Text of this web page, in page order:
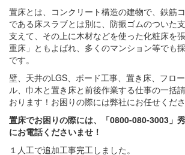
置床とは、コンクリート構造の建物で、鉄筋
である床スラブとは別に、防振ゴムのついた
支えて、その上に木材などを使った化粧床を
重床」ともよばれ、多くのマンション等でも
です。
壁、天井のLGS、ボード工事、置き床、フロ
ル、巾木と置き床と前後作業する仕事の一括
おります！お困りの際には弊社にお任せくださ
置床でお困りの際には、「0800-080-3003」
にお電話くださいませ！
１人工で追加工事完工しました。